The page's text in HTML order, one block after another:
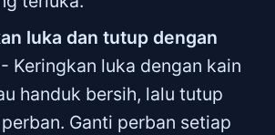
luka dan tutup dengan
- Keringkan luka dengan kain
handuk bersih, lalu tutup
Ganti perban setiap